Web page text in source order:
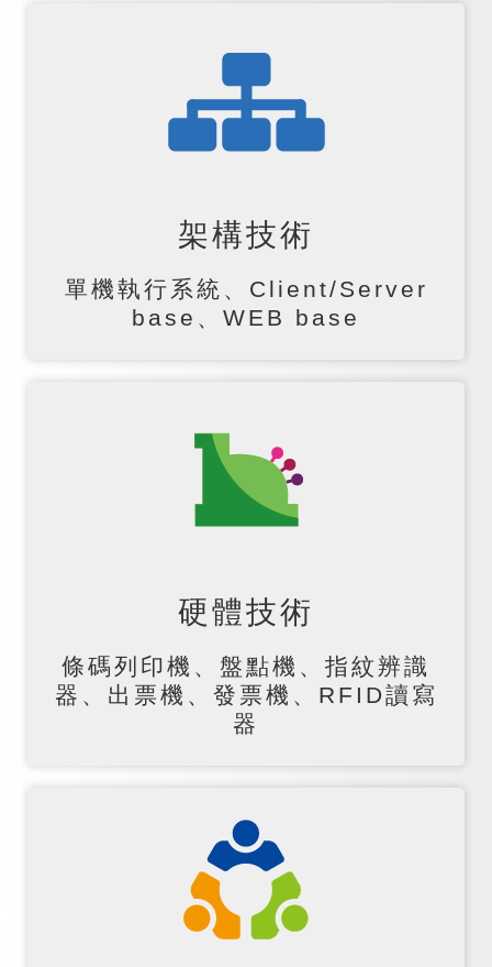
架構技術
單機執行系統、Client/Server
base、WEB base
硬體技術
條碼列印機、盤點機、指紋辨識
器、出票機、發票機、RFID讀寫
器